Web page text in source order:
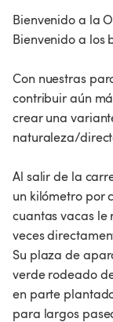
Bienvenido a la
Bienvenido a los
Con nuestras
contribuir aún
crear una
naturaleza/
Al salir de la
un kilómetro por
cuantas vacas
veces
Su plaza de
verde rodeado
en parte
para largos